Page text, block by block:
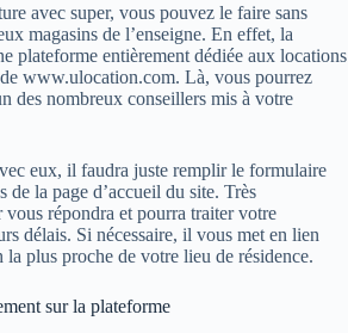
avec super, vous pouvez le faire sans
magasins de l’enseigne. En effet, la
plateforme entièrement dédiée aux locations
www.ulocation.com. Là, vous pourrez
des nombreux conseillers mis à votre
eux, il faudra juste remplir le formulaire
de la page d’accueil du site. Très
répondra et pourra traiter votre
délais. Si nécessaire, il vous met en lien
la plus proche de votre lieu de résidence.
sur la plateforme